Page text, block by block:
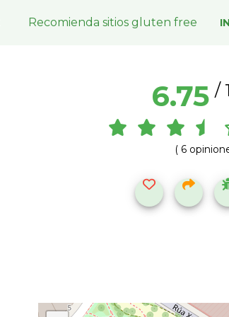
Recomienda sitios gluten free
6.75 /
( 6